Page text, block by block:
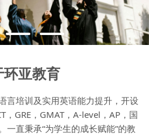
环亚教育
培训及实用英语能力提升，开设
，GRE，GMAT，A-level，AP，国
一直秉承“为学生的成长赋能”的教